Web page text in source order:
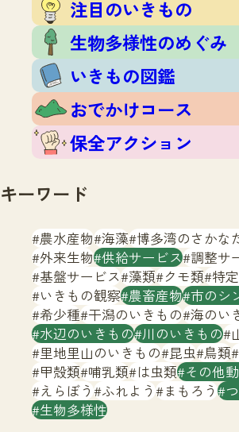
文字サイズ 小 中
いきもの図鑑
おでかけコース
保全アクション
調査レポートTOP
調査結果
ふくおかいきものマップ
マッチング
マッチングTOP
掲載申し込みフォーム
お問合せ
生物多様性ふくおかウェブセン
サイトマップ
注目のいきもの
生物多様性のめぐみ
いきもの図鑑
おでかけコース
保全アクション
キーワード
農水産物 海藻 博多湾のさかな
外来生物 供給サービス 調整サ
基盤サービス 藻類 クモ類 特
いきもの観察 農畜産物 市のシ
希少種 干潟のいきもの 海のい
水辺のいきもの 川のいきもの
里地里山のいきもの 昆虫 鳥類
甲殻類 哺乳類 は虫類 その他
えらぼう ふれよう まもろう
生物多様性